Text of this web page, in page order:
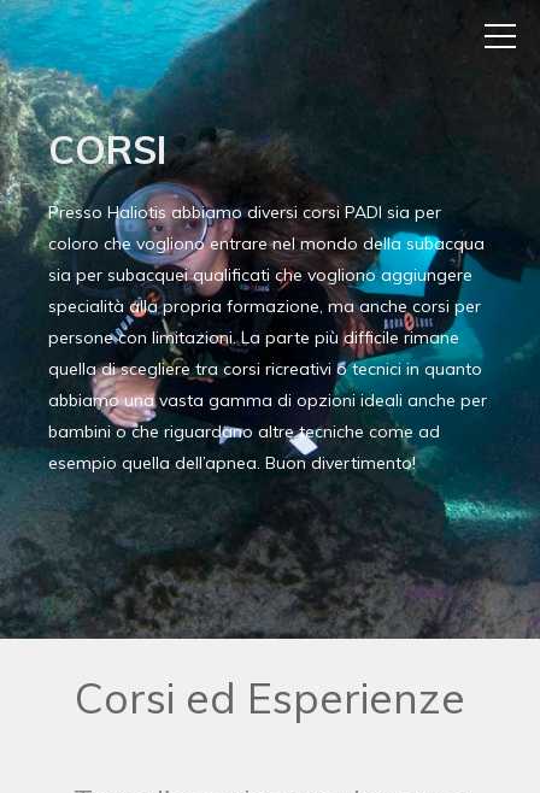
CORSI
Presso Haliotis abbiamo diversi corsi PADI sia per
coloro che vogliono entrare nel mondo della subacqua
sia per subacquei qualificati che vogliono aggiungere
specialità alla propria formazione, ma anche corsi per
persone con limitazioni. La parte più difficile rimane
quella di scegliere tra corsi ricreativi o tecnici in quanto
abbiamo una vasta gamma di opzioni ideali anche per
bambini o che riguardano altre tecniche come ad
esempio quella dell’apnea. Buon divertimento!
Corsi ed Esperienze